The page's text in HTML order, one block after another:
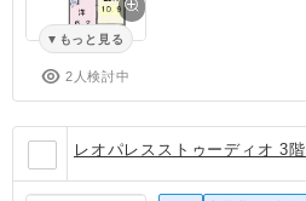
もっと見る
2人検討中
レオパレスストゥーディオ 3階